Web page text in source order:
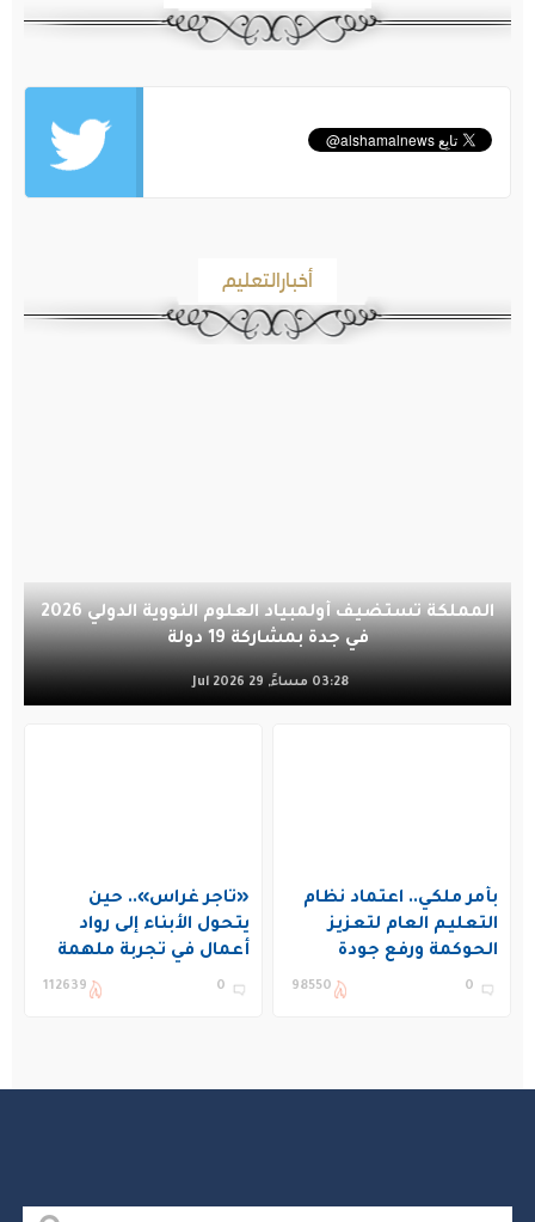
أخبارالتعليم
المملكة تستضيف أولمبياد العلوم النووية الدولي 2026
في جدة بمشاركة 19 دولة
03:28 مساءً, 29 Jul 2026
بأمر ملكي.. اعتماد نظام
التعليم العام لتعزيز
الحوكمة ورفع جودة
التعليم في المملكة
0
98550
«تاجر غراس».. حين
يتحول الأبناء إلى رواد
أعمال في تجربة ملهمة
بنادي غراس الصيفي
0
112639